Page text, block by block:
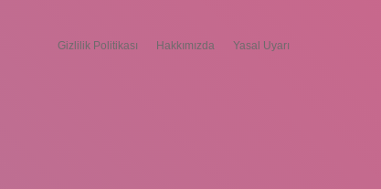
Gizlilik Politikası Hakkımızda Yasal Uyarı